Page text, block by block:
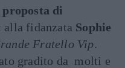
proposta di
alla fidanzata Sophie
Fratello Vip.
gradito da molti e